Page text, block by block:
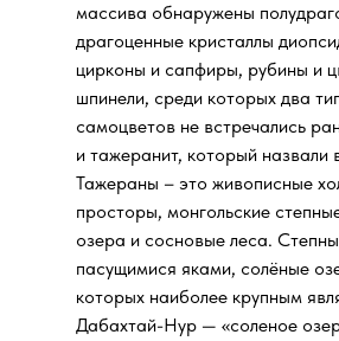
массива обнаружены
драгоценные кристаллы
цирконы и сапфиры, рубины и
шпинели, среди которых два
самоцветов не встречались
и тажеранит, который назвали
Тажераны – это живописные
просторы, монгольские
озера и сосновые леса.
пасущимися яками, солёные
которых наиболее крупным
Дабахтай-Нур — «соленое